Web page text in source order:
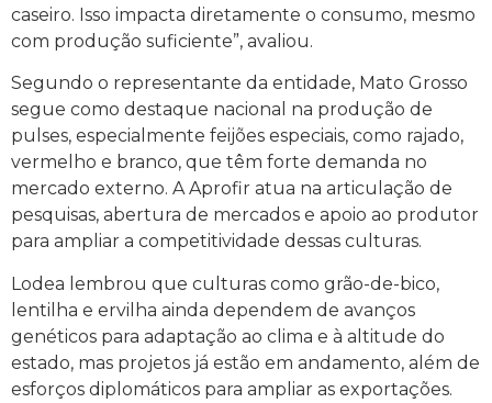
caseiro. Isso impacta diretamente o consumo, mesmo
com produção suficiente”, avaliou.
Segundo o representante da entidade, Mato Grosso
segue como destaque nacional na produção de
pulses, especialmente feijões especiais, como rajado,
vermelho e branco, que têm forte demanda no
mercado externo. A Aprofir atua na articulação de
pesquisas, abertura de mercados e apoio ao produtor
para ampliar a competitividade dessas culturas.
Lodea lembrou que culturas como grão-de-bico,
lentilha e ervilha ainda dependem de avanços
genéticos para adaptação ao clima e à altitude do
estado, mas projetos já estão em andamento, além de
esforços diplomáticos para ampliar as exportações.